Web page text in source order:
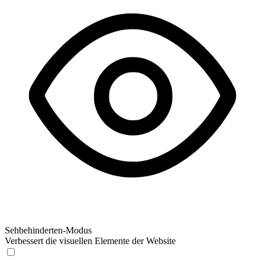
Sehbehinderten-Modus
Verbessert die visuellen Elemente der Website